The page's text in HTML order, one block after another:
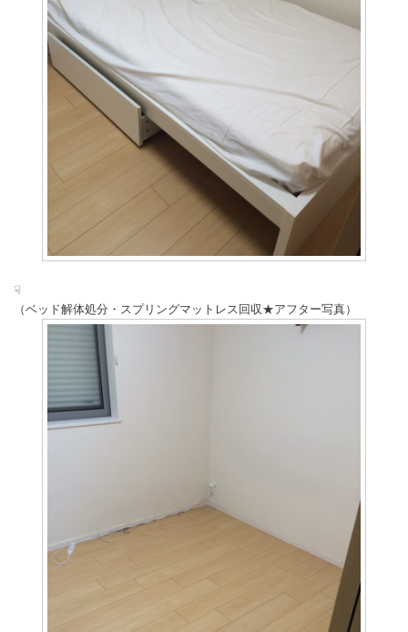
☟
（ベッド解体処分・スプリングマットレス回収★アフター写真）